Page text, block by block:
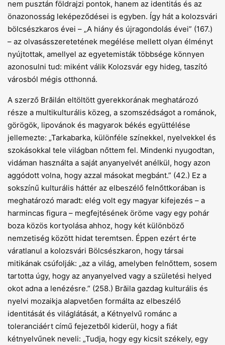
nem pusztán földrajzi pontok, hanem az identitás és az
önazonosság leképeződései is egyben. Így hát a kolozsvári
bölcsészkaros évei – „A hiány és újragondolás évei” (167.)
– az olvasásszeretetének megélése mellett olyan élményt
nyújtottak, amellyel az egyetemisták többsége könnyen
azonosulni tud: miként válik Kolozsvár egy hideg, taszító
városból mégis otthonná.
A szerző Brăilán eltöltött gyerekkorának meghatározó
része a multikulturális közeg, a szomszédságot a románok,
görögök, lipovánok és magyarok békés együttélése
jellemezte: „Tarkabarka, különféle színekkel, nyelvekkel és
szokásokkal tele világban nőttem fel. Mindenki nyugodtan,
vidáman használta a saját anyanyelvét anélkül, hogy azon
aggódott volna, hogy azzal másokat megbánt.” (42.) Ez a
sokszínű kulturális háttér az elbeszélő felnőttkorában is
meghatározó maradt: elég volt egy magyar kifejezés – a
harmincas figura – megfejtésének öröme vagy egy pohár
boza közös kortyolása ahhoz, hogy két különböző
nemzetiség között hidat teremtsen. Éppen ezért érte
váratlanul a kolozsvári Bölcsészkaron, hogy társai
mitikának csúfolják: „az a világ, amelyben felnőttem, sosem
tartotta úgy, hogy az anyanyelved vagy a születési helyed
okot adna a lenézésre.” (258.) Brăila gazdag kulturális és
nyelvi mozaikja alapvetően formálta az elbeszélő
identitását és világlátását, a Kétnyelvű románc a
toleranciáért című fejezetből kiderül, hogy a fiát
kétnyelvűnek neveli: „Tudja, hogy egy kicsit székely, egy